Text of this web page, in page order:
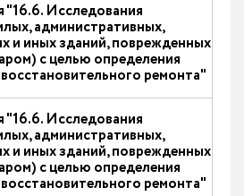
"16.6. Исследования
административных,
и иных зданий, поврежденных
с целью определения
ремонта"
"16.6. Исследования
административных,
и иных зданий, поврежденных
с целью определения
ремонта"